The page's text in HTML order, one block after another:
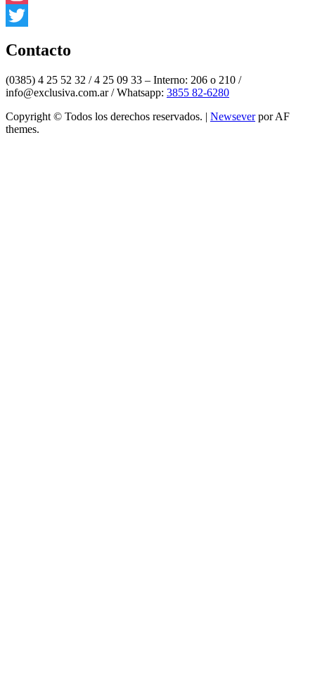
Instagram
Contacto
(0385) 4 25 52 32 / 4 25 09 33 – Interno: 206 o 210 /
info@exclusiva.com.ar / Whatsapp: 3855 82-6280
Copyright © Todos los derechos reservados. | Newseverpor AF
themes.